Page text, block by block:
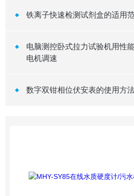
铁离子快速检测试剂盒的适用
电脑测控卧式拉力试验机用性
电机调速
数字双钳相位伏安表的使用方